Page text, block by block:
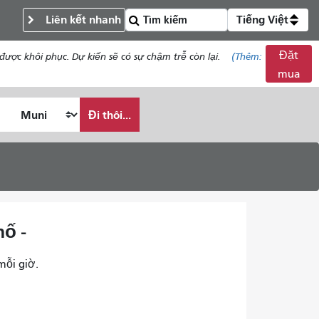
Liên kết nhanh Tiếng Việt
khôi phục. Dự kiến ​​sẽ có sự chậm trễ còn lại.
(Thêm:
Đặt
mua
Đi thôi...
-
giờ.